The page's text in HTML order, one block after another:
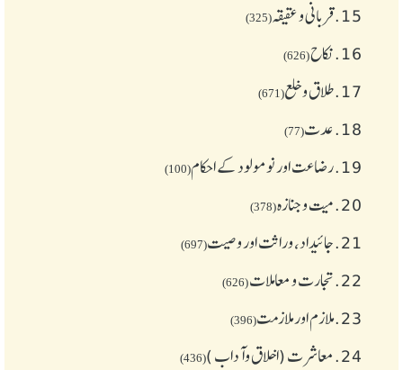
15. قربانی و عقیقہ(325)
16. نکاح(626)
17. طلاق و خلع(671)
18. عدت(77)
19. رضاعت اور نومولود کے احکام(100)
20. میت و جنازہ(378)
21. جائیداد، وراثت اور وصیت(697)
22. تجارت و معاملات(626)
23. ملازم اور ملازمت(396)
24. معاشرت (اخلاق وآداب )(436)